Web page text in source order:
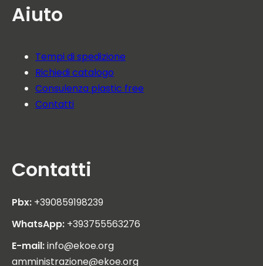
Aiuto
Tempi di spedizione
Richiedi catalogo
Consulenza plastic free
Contatti
Contatti
Pbx: +390859198239
WhatsApp: +393755563276
E-mail:info@ekoe.org
amministrazione@ekoe.org